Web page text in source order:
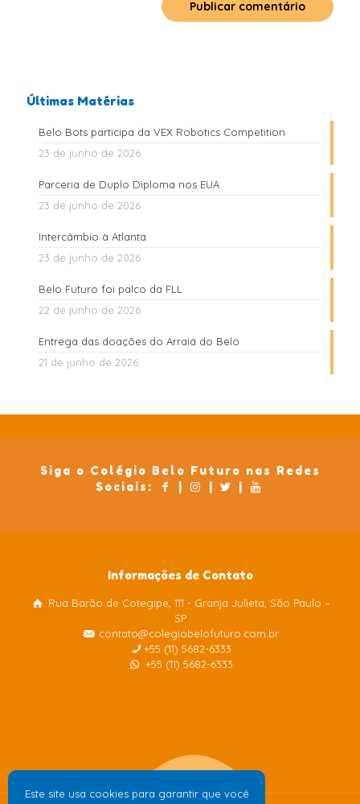
Últimas Matérias
Belo Bots participa da VEX Robotics Competition
23 de junho de 2026
Parceria de Duplo Diploma nos EUA
23 de junho de 2026
Intercâmbio à Atlanta
23 de junho de 2026
Belo Futuro foi palco da FLL
22 de junho de 2026
Entrega das doações do Arraiá do Belo
21 de junho de 2026
Siga o Colégio Belo Futuro nas Redes
Sociais:
Informações de Contato
Rua Barão de Cotegipe, 111 - Granja Julieta, São Paulo –
SP
contato@colegiobelofuturo.com.br
+55 (11) 5682-6333
+55 (11) 5682-6333
Este site usa cookies para garantir que você
Colégio Belo Futuro
Internacional